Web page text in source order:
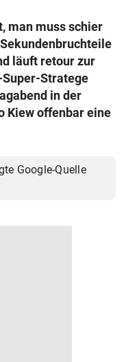
man muss schier
läuft retour zur
Stratege
in der
Kiew offenbar eine
Google-Quelle